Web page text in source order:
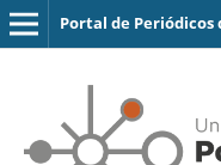
Portal de Periódicos